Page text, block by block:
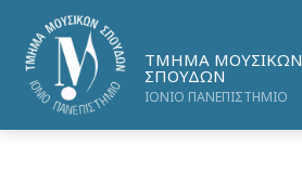
ΤΜΗΜΑ ΜΟΥΣΙΚΩΝ
ΣΠΟΥΔΩΝ
ΙΟΝΙΟ ΠΑΝΕΠΙΣΤΗΜΙΟ